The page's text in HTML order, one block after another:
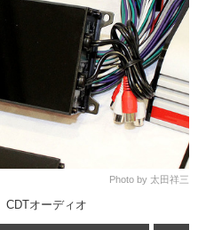
Photo by 太田祥三
CDTオーディオ